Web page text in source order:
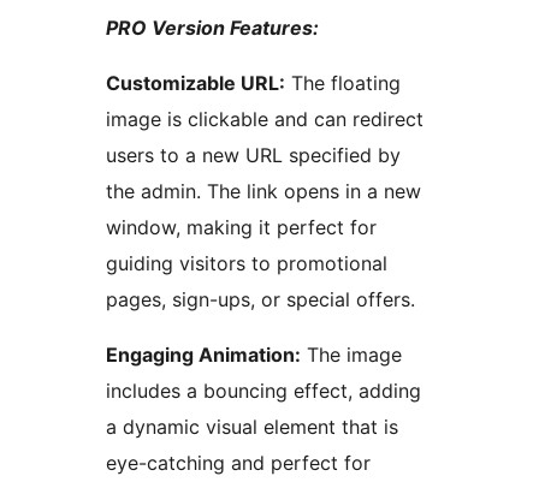
PRO Version Features:
Customizable URL: The floating
image is clickable and can redirect
users to a new URL specified by
the admin. The link opens in a new
window, making it perfect for
guiding visitors to promotional
pages, sign-ups, or special offers.
Engaging Animation: The image
includes a bouncing effect, adding
a dynamic visual element that is
eye-catching and perfect for